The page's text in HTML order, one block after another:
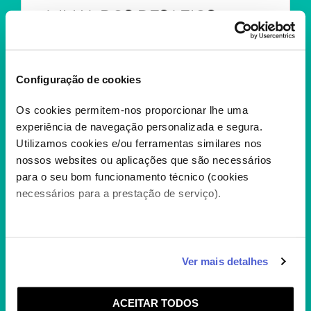
Configuração de cookies
Os cookies permitem-nos proporcionar lhe uma
experiência de navegação personalizada e segura.
Utilizamos cookies e/ou ferramentas similares nos
nossos websites ou aplicações que são necessários
para o seu bom funcionamento técnico (cookies
necessários para a prestação de serviço).
este serviço às suas preferências e apresentar-lhe
funcionalidades (cookies de personalização e
Ver mais detalhes
ACEITAR TODOS
A ILHA DOS DESAFIOS
Depois de 7 temporadas da Ilha dos Desafios,
JUACAS